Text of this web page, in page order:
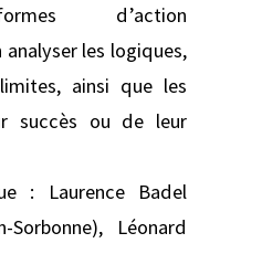
d’action
les logiques,
ainsi que les
succès ou de leur
: Laurence Badel
Sorbonne), Léonard